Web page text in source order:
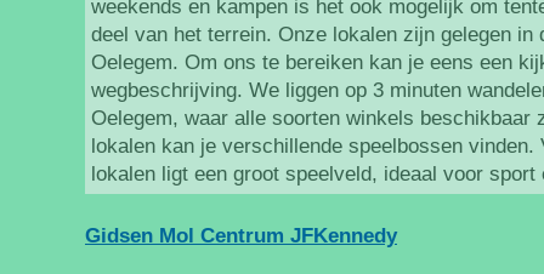
weekends en kampen is het ook mogelijk om
deel van het terrein. Onze lokalen zijn gelegen in
Oelegem. Om ons te bereiken kan je eens een
wegbeschrijving. We liggen op 3 minuten
Oelegem, waar alle soorten winkels beschikbaar
lokalen kan je verschillende speelbossen vinden.
lokalen ligt een groot speelveld, ideaal voor sport
Gidsen Mol Centrum JFKennedy